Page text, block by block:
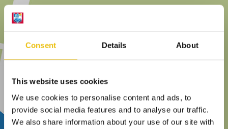
Consent Details About
This website uses cookies
We use cookies to personalise content and ads, to
provide social media features and to analyse our traffic.
We also share information about your use of our site with